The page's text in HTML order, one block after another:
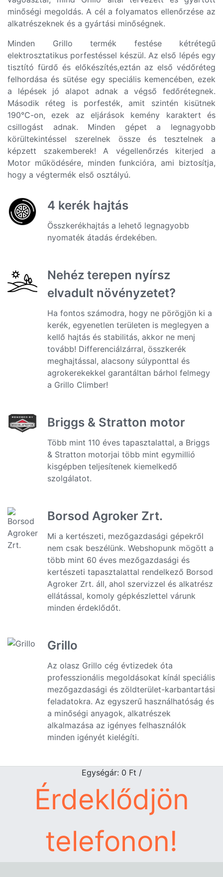
minőségi megoldás. A cél a folyamatos ellenőrzése az
alkatrészeknek és a gyártási minőségnek.
Minden Grillo termék festése kétrétegű
elektrosztatikus porfestéssel készül. Az első lépés egy
tisztító fürdő és előkészítés,eztán az első védőréteg
felhordása és sütése egy speciális kemencében, ezek
a lépések jó alapot adnak a végső fedőrétegnek.
Második réteg is porfesték, amit szintén kisütnek
190°C-on, ezek az eljárások kemény karaktert és
csillogást adnak. Minden gépet a legnagyobb
körültekintéssel szerelnek össze és tesztelnek a
képzett szakemberek! A végellenőrzés kiterjed a
Motor működésére, minden funkcióra, ami biztosítja,
hogy a végtermék első osztályú.
4 kerék hajtás
Összkerékhajtás a lehető legnagyobb
nyomaték átadás érdekében.
Nehéz terepen nyírsz
elvadult növényzetet?
Ha fontos számodra, hogy ne pörögjön ki a
kerék, egyenetlen területen is meglegyen a
kellő hajtás és stabilitás, akkor ne menj
tovább! Differenciálzárral, összkerék
meghajtással, alacsony súlyponttal és
agrokerekekkel garantáltan bárhol felmegy
a Grillo Climber!
Briggs & Stratton motor
Több mint 110 éves tapasztalattal, a Briggs
& Stratton motorjai több mint egymillió
kisgépben teljesítenek kiemelkedő
szolgálatot.
Borsod Agroker Zrt.
Mi a kertészeti, mezőgazdasági gépekről
nem csak beszélünk. Webshopunk mögött a
több mint 60 éves mezőgazdasági és
kertészeti tapasztalattal rendelkező Borsod
Agroker Zrt. áll, ahol szervizzel és alkatrész
ellátással, komoly gépkészlettel várunk
minden érdeklődőt.
Grillo
Az olasz Grillo cég évtizedek óta
professzionális megoldásokat kínál speciális
mezőgazdasági és zöldterület-karbantartási
feladatokra. Az egyszerű használhatóság és
a minőségi anyagok, alkatrészek
alkalmazása az igényes felhasználók
minden igényét kielégíti.
Egységár: 0 Ft /
Érdeklődjön
telefonon!